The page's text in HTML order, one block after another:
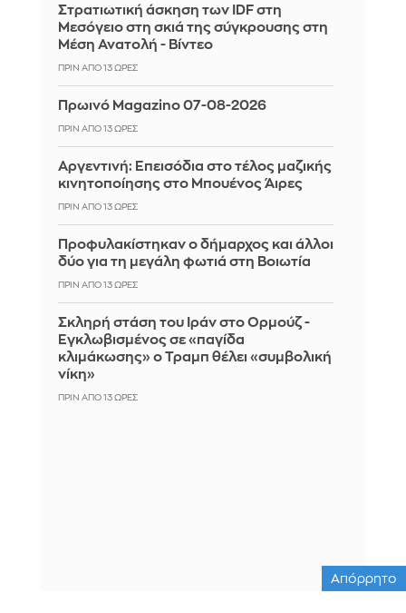
Στρατιωτική άσκηση των IDF στη
Μεσόγειο στη σκιά της σύγκρουσης στη
Μέση Ανατολή - Βίντεο
ΠΡΙΝ ΑΠΌ 13 ΏΡΕΣ
Πρωινό Magazino 07-08-2026
ΠΡΙΝ ΑΠΌ 13 ΏΡΕΣ
Αργεντινή: Επεισόδια στο τέλος μαζικής
κινητοποίησης στο Μπουένος Άιρες
ΠΡΙΝ ΑΠΌ 13 ΏΡΕΣ
Προφυλακίστηκαν ο δήμαρχος και άλλοι
δύο για τη μεγάλη φωτιά στη Βοιωτία
ΠΡΙΝ ΑΠΌ 13 ΏΡΕΣ
Σκληρή στάση του Ιράν στο Ορμούζ -
Εγκλωβισμένος σε «παγίδα
κλιμάκωσης» ο Τραμπ θέλει «συμβολική
νίκη»
ΠΡΙΝ ΑΠΌ 13 ΏΡΕΣ
Απόρρητο